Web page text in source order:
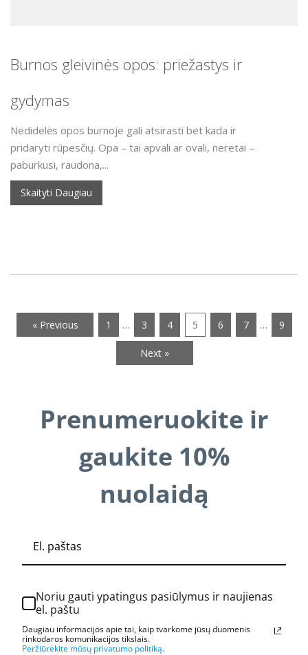
Burnos gleivinės opos: priežastys ir
gydymas
Nedidelės opos burnoje gali atsirasti bet kada ir
pridaryti rūpesčių. Opa – tai apvali ar ovali, neretai –
paburkusi, raudona,...
Skaityti Daugiau
« Previous 1 … 3 4 5 6 7 … 9
Next »
Prenumeruokite ir
gaukite 10%
nuolaidą
Noriu gauti ypatingus pasiūlymus ir naujienas
el. paštu
Daugiau informacijos apie tai, kaip tvarkome jūsų duomenis
rinkodaros komunikacijos tikslais.
Peržiūrėkite mūsų privatumo politiką.